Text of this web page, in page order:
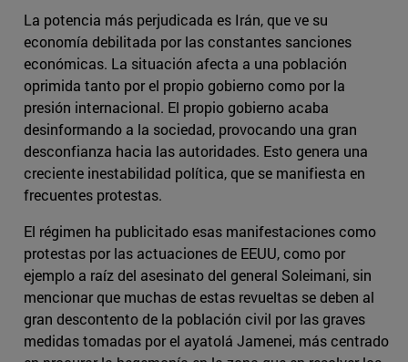
La potencia más perjudicada es Irán, que ve su
economía debilitada por las constantes sanciones
económicas. La situación afecta a una población
oprimida tanto por el propio gobierno como por la
presión internacional. El propio gobierno acaba
desinformando a la sociedad, provocando una gran
desconfianza hacia las autoridades. Esto genera una
creciente inestabilidad política, que se manifiesta en
frecuentes protestas.
El régimen ha publicitado esas manifestaciones como
protestas por las actuaciones de EEUU, como por
ejemplo a raíz del asesinato del general Soleimani, sin
mencionar que muchas de estas revueltas se deben al
gran descontento de la población civil por las graves
medidas tomadas por el ayatolá Jamenei, más centrado